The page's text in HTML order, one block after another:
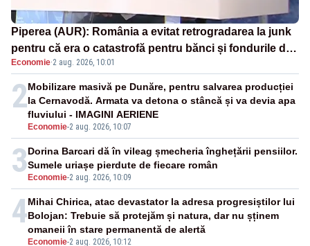
Piperea (AUR): România a evitat retrogradarea la junk
pentru că era o catastrofă pentru bănci și fondurile de
pensii
Economie·2 aug. 2026, 10:01
2
Economie-2 aug. 2026, 10:07
Mobilizare masivă pe Dunăre, pentru salvarea producției
la Cernavodă. Armata va detona o stâncă și va devia apa
fluviului - IMAGINI AERIENE
3 Economie-2 aug. 2026, 10:09
Dorina Barcari dă în vileag șmecheria înghețării pensiilor.
Sumele uriașe pierdute de fiecare român
4
Economie-2 aug. 2026, 10:12
Mihai Chirica, atac devastator la adresa progresiștilor lui
Bolojan: Trebuie să protejăm și natura, dar nu șținem
omaneii în stare permanentă de alertă